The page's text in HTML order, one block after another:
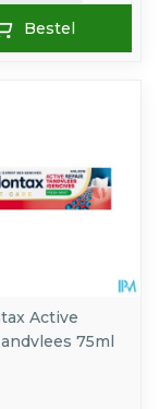
Bestel
Active
75ml